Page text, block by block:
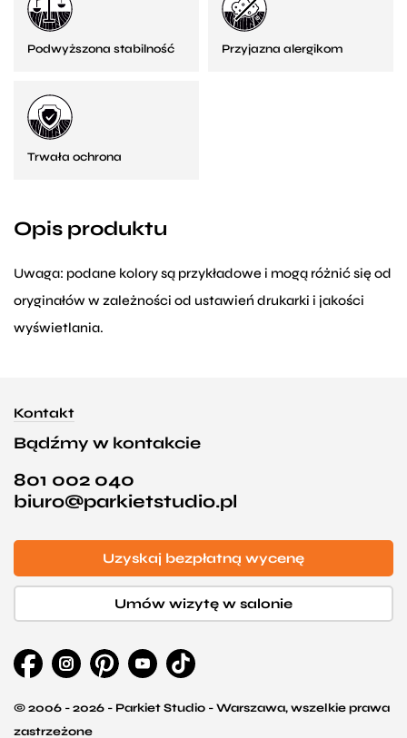
Podwyższona stabilność Przyjazna alergikom
Trwała ochrona
Opis produktu
Uwaga: podane kolory są przykładowe i mogą różnić się od
oryginałów w zależności od ustawień drukarki i jakości
wyświetlania.
Kontakt
Bądźmy w kontakcie
801 002 040
biuro@parkietstudio.pl
Uzyskaj bezpłatną wycenę
Umów wizytę w salonie
© 2006 - 2026 - Parkiet Studio - Warszawa, wszelkie prawa
zastrzeżone